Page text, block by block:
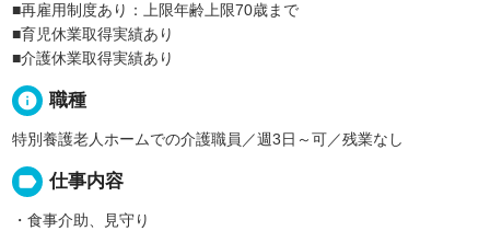
■再雇用制度あり：上限年齢上限70歳まで
■育児休業取得実績あり
■介護休業取得実績あり
info 職種
特別養護老人ホームでの介護職員／週3日～可／残業なし
label 仕事内容
・食事介助、見守り